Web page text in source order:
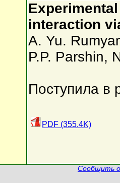
interaction
A. Yu.
P.P. Parshin,
Поступила в
PDF (355.4K)
Сообщить о